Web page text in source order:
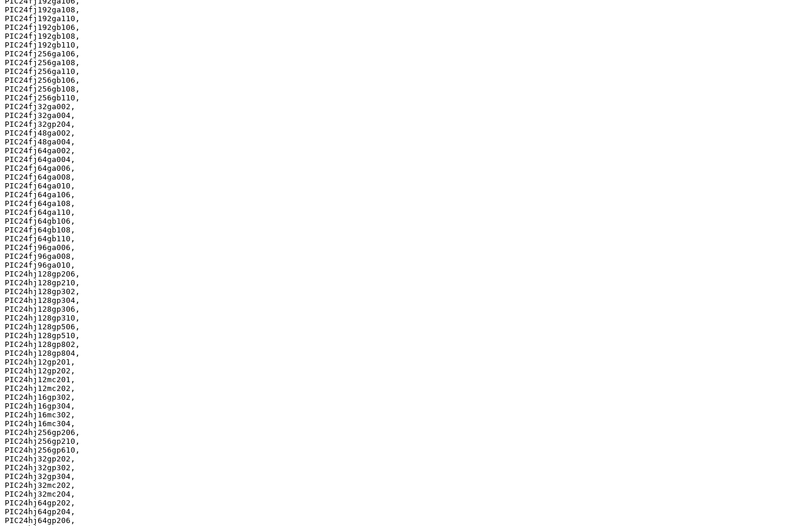
PIC24fj192ga108,
PIC24fj192ga110,
PIC24fj192gb106,
PIC24fj192gb108,
PIC24fj192gb110,
PIC24fj256ga106,
PIC24fj256ga108,
PIC24fj256ga110,
PIC24fj256gb106,
PIC24fj256gb108,
PIC24fj256gb110,
PIC24fj32ga002,
PIC24fj32ga004,
PIC24fj32gp204,
PIC24fj48ga002,
PIC24fj48ga004,
PIC24fj64ga002,
PIC24fj64ga004,
PIC24fj64ga006,
PIC24fj64ga008,
PIC24fj64ga010,
PIC24fj64ga106,
PIC24fj64ga108,
PIC24fj64ga110,
PIC24fj64gb106,
PIC24fj64gb108,
PIC24fj64gb110,
PIC24fj96ga006,
PIC24fj96ga008,
PIC24fj96ga010,
PIC24hj128gp206,
PIC24hj128gp210,
PIC24hj128gp302,
PIC24hj128gp304,
PIC24hj128gp306,
PIC24hj128gp310,
PIC24hj128gp506,
PIC24hj128gp510,
PIC24hj128gp802,
PIC24hj128gp804,
PIC24hj12gp201,
PIC24hj12gp202,
PIC24hj12mc201,
PIC24hj12mc202,
PIC24hj16gp302,
PIC24hj16gp304,
PIC24hj16mc302,
PIC24hj16mc304,
PIC24hj256gp206,
PIC24hj256gp210,
PIC24hj256gp610,
PIC24hj32gp202,
PIC24hj32gp302,
PIC24hj32gp304,
PIC24hj32mc202,
PIC24hj32mc204,
PIC24hj64gp202,
PIC24hj64gp204,
PIC24hj64gp206,